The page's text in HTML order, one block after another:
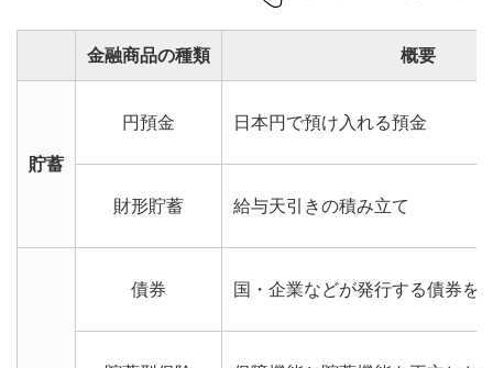
金融商品の種類 概要
貯蓄
円預金 日本円で預け入れる預金
財形貯蓄 給与天引きの積み立て
債券 国・企業などが発行する債券を